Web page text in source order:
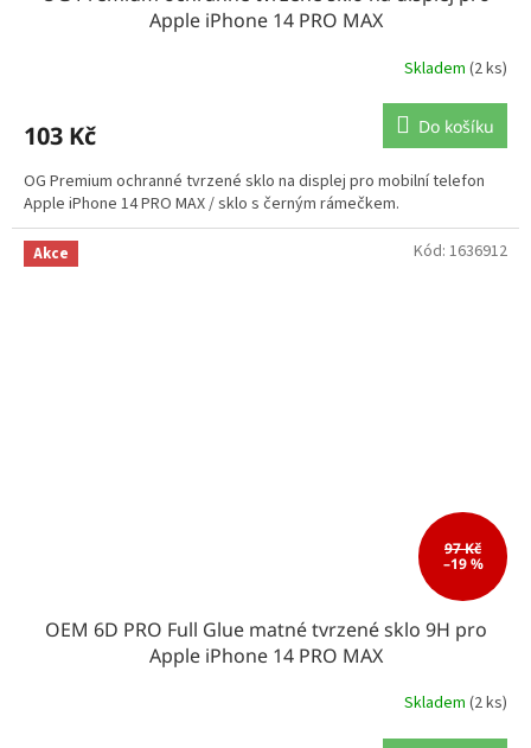
Apple iPhone 14 PRO MAX
Skladem (2 ks)
103 Kč Do košíku
OG Premium ochranné tvrzené sklo na displej pro mobilní telefon
Apple iPhone 14 PRO MAX / sklo s černým rámečkem.
Akce
97 Kč
–19 %
OEM 6D PRO Full Glue matné tvrzené sklo 9H pro
Apple iPhone 14 PRO MAX
Skladem (2 ks)
Kód: 1636912